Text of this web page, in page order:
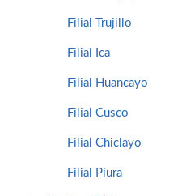
Filial Trujillo
Filial Ica
Filial Huancayo
Filial Cusco
Filial Chiclayo
Filial Piura